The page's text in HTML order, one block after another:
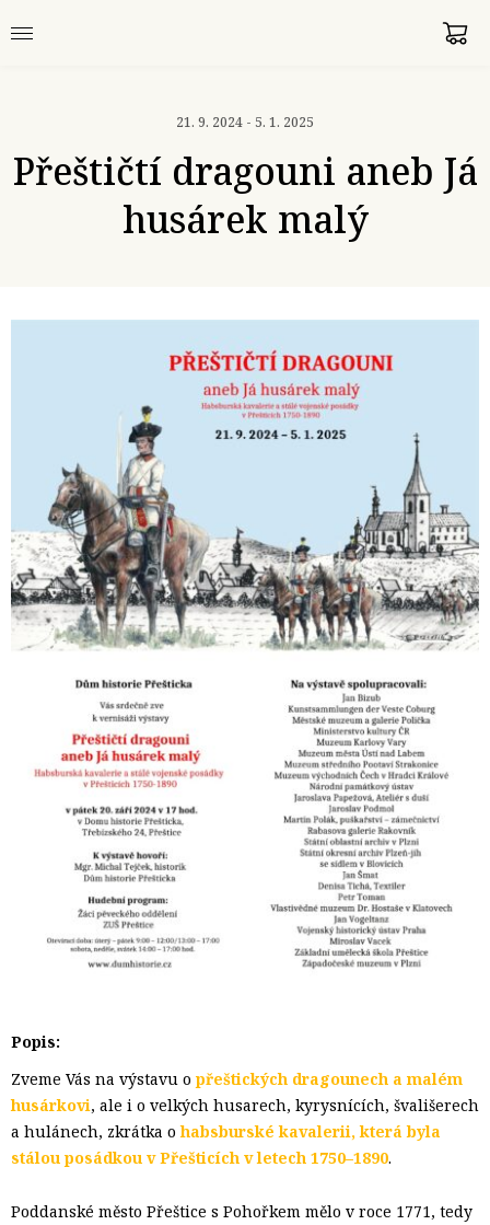
21. 9. 2024 - 5. 1. 2025
Přeštičtí dragouni aneb Já
husárek malý
Popis:
Zveme Vás na výstavu o přeštických dragounech a malém
husárkovi, ale i o velkých husarech, kyrysnících, švališerech
a hulánech, zkrátka ohabsburské kavalerii, která byla
stálou posádkou v Přešticích v letech 1750–1890.
Poddanské město Přeštice s Pohořkem mělo v roce 1771, tedy